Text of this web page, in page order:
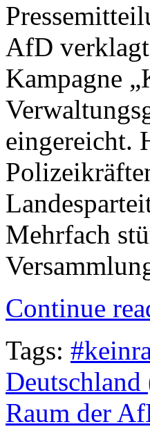
AfD
Kampagne
eingereicht.
Mehrfach
Continue
Tags:
Raum der